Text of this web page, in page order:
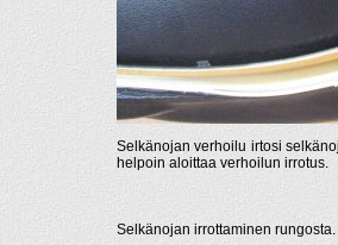
Selkänojan verhoilu irtosi
helpoin aloittaa verhoilun irrotus.
Selkänojan irrottaminen rungosta.